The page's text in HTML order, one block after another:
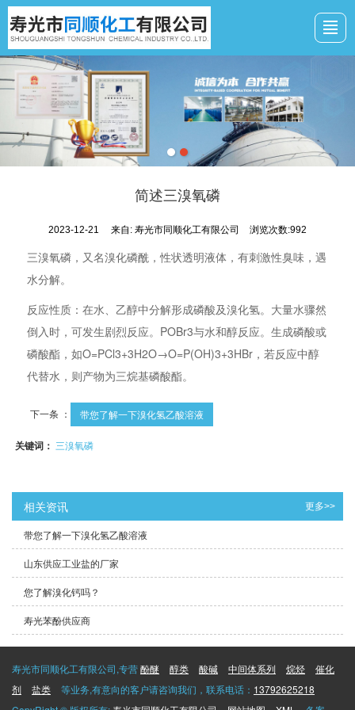
网站首页 公司介绍 资质证件
简述三溴氧磷
2023-12-21 来自:寿光市同顺化工有限公司 浏览次数:992
三溴氧磷，又名溴化磷酰，性状透明液体，有刺激性臭味，遇
水分解。
反应性质：在水、乙醇中分解形成磷酸及溴化氢。大量水骤然
倒入时，可发生剧烈反应。POBr3与水和醇反应。生成磷酸或
磷酸酯，如O=PCl3+3H2O→O=P(OH)3+3HBr，若反应中醇
代替水，则产物为三烷基磷酸酯。
下一条 ： 带您了解一下溴化氢乙酸溶液
关键词：三溴氧磷
相关资讯 更多>>
带您了解一下溴化氢乙酸溶液
山东供应工业盐的厂家
您了解溴化钙吗？
寿光苯酚供应商
寿光市同顺化工有限公司,专营酚醚 醇类 酸碱 中间体系列 烷烃
催化
剂
盐类 等业务,有意向的客户请咨询我们，联系电话： 13792625218